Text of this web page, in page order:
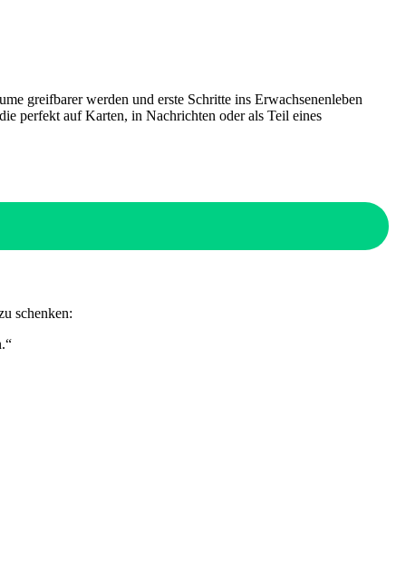
greifbarer werden und erste Schritte ins Erwachsenenleben
perfekt auf Karten, in Nachrichten oder als Teil eines
schenken: